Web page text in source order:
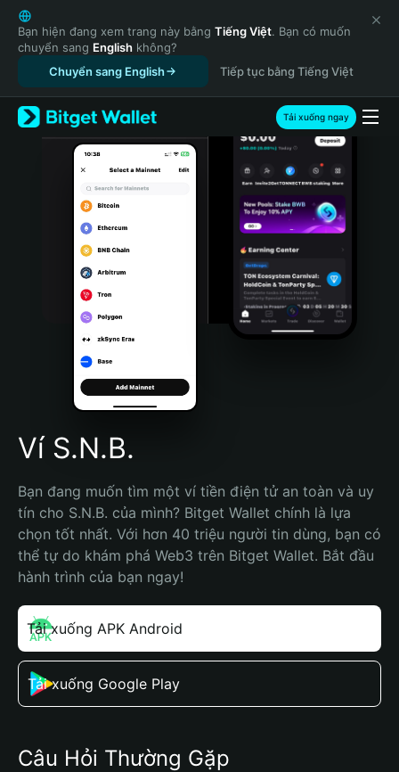
English
日本語
Tiếng Việt
Русский
Español (Latinoamérica)
Türkçe
Italiano
Português (Portugal)
Bahasa Indonesia
Português (Brasil)
Español (Argentina)
Bạn hiện đang xem trang này bằng Tiếng Việt. Bạn có muốn
chuyển sang English không?
Chuyển sang English
Tiếp tục bằng Tiếng Việt
Tải xuống ngay
Ví S.N.B.
Bạn đang muốn tìm một ví tiền điện tử an toàn và uy
tín cho S.N.B. của mình? Bitget Wallet chính là lựa
chọn tốt nhất. Với hơn 40 triệu người tin dùng, bạn có
thể tự do khám phá Web3 trên Bitget Wallet. Bắt đầu
hành trình của bạn ngay!
Tải xuống APK Android
Tải xuống Google Play
Câu Hỏi Thường Gặp